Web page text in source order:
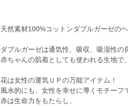
天然素材100%コットンダブルガーゼのヘ
ダブルガーゼは通気性、吸収、吸湿性の
赤ちゃんの肌着としても使われる生地で
花は女性の運気ＵＰの万能アイテム！
風水的にも、女性を幸せに導くモチーフ
赤は生命力をもたらし、